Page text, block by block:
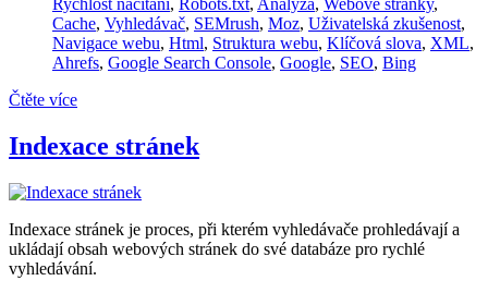
Cache, Vyhledávač, SEMrush, Moz, Uživatelská zkušenost,
Navigace webu, Html, Struktura webu, Klíčová slova, XML,
Ahrefs, Google Search Console, Google, SEO, Bing
Čtěte více
Indexace stránek
Indexace stránek je proces, při kterém vyhledávače prohledávají a
ukládají obsah webových stránek do své databáze pro rychlé
vyhledávání.